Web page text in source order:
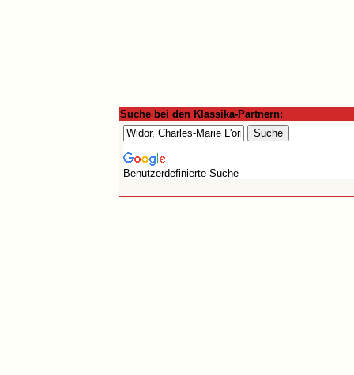
Suche bei den Klassika-Partnern:
Benutzerdefinierte Suche